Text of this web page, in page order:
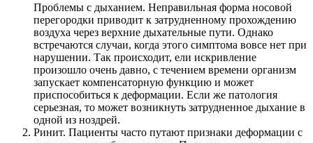
Проблемы с дыханием. Неправильная форма носовой
перегородки приводит к затрудненному прохождению
воздуха через верхние дыхательные пути. Однако
встречаются случаи, когда этого симптома вовсе нет при
нарушении. Так происходит, ели искривление
произошло очень давно, с течением времени организм
запускает компенсаторную функцию и может
приспособиться к деформации. Если же патология
серьезная, то может возникнуть затрудненное дыхание в
одной из ноздрей.
Ринит. Пациенты часто путают признаки деформации с